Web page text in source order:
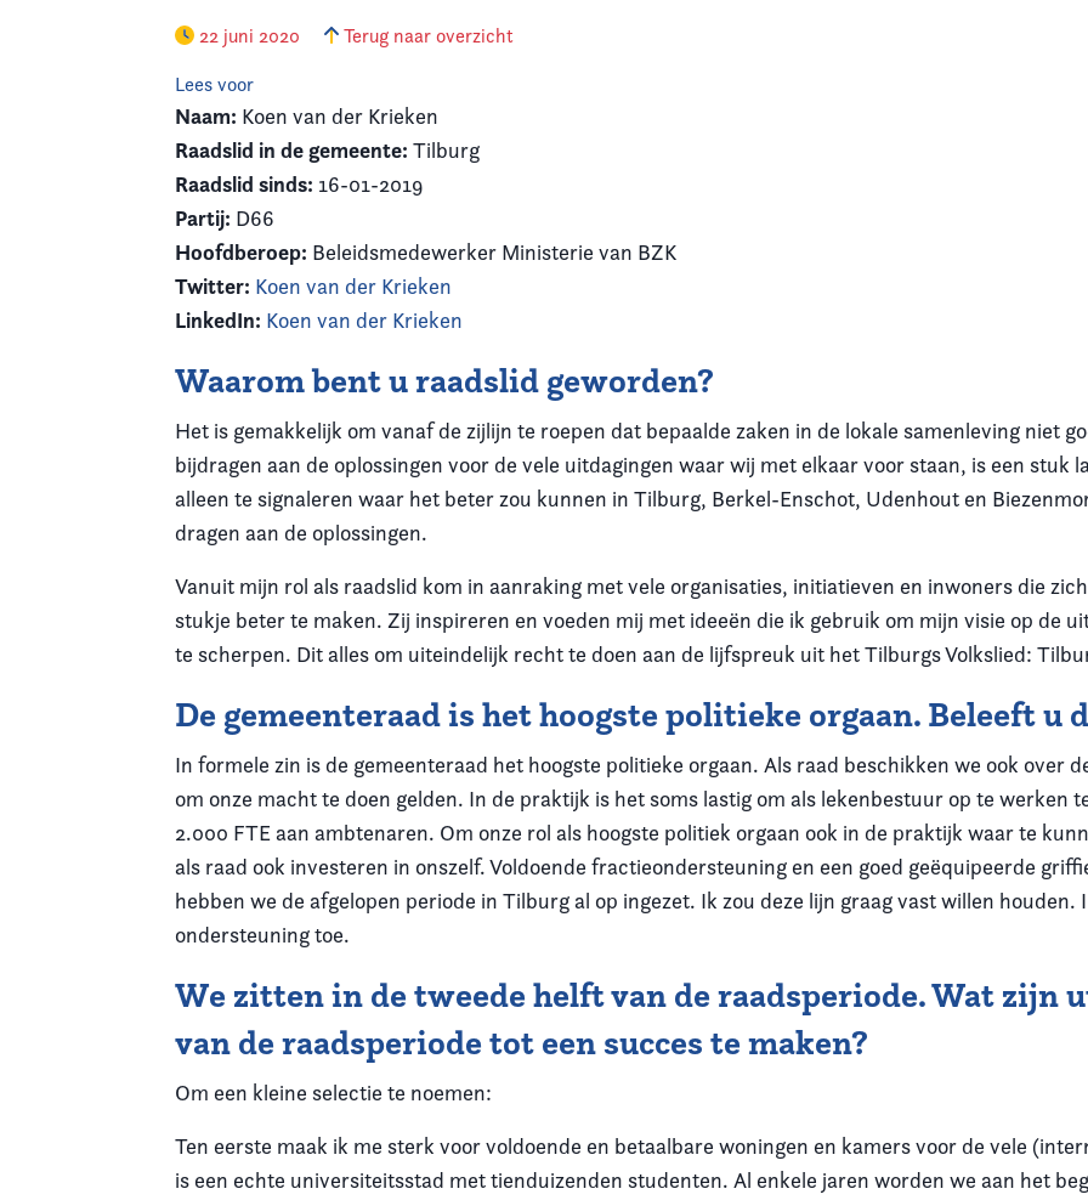
22 juni 2020 Terug naar overzicht
Lees voor
Naam: Koen van der Krieken
Raadslid in de gemeente: Tilburg
Raadslid sinds: 16-01-2019
Partij: D66
Hoofdberoep: Beleidsmedewerker Ministerie van BZK
Twitter: Koen van der Krieken
LinkedIn: Koen van der Krieken
Waarom bent u raadslid geworden?
Het is gemakkelijk om vanaf de zijlijn te roepen dat bepaalde zaken in de lokale samenleving niet
bijdragen aan de oplossingen voor de vele uitdagingen waar wij met elkaar voor staan, is een stuk
alleen te signaleren waar het beter zou kunnen in Tilburg, Berkel-Enschot, Udenhout en
dragen aan de oplossingen.
Vanuit mijn rol als raadslid kom in aanraking met vele organisaties, initiatieven en inwoners die
stukje beter te maken. Zij inspireren en voeden mij met ideeën die ik gebruik om mijn visie op de
te scherpen. Dit alles om uiteindelijk recht te doen aan de lijfspreuk uit het Tilburgs Volkslied:
De gemeenteraad is het hoogste politieke orgaan. Beleeft u
In formele zin is de gemeenteraad het hoogste politieke orgaan. Als raad beschikken we ook over
om onze macht te doen gelden. In de praktijk is het soms lastig om als lekenbestuur op te werken
2.000 FTE aan ambtenaren. Om onze rol als hoogste politiek orgaan ook in de praktijk waar te
als raad ook investeren in onszelf. Voldoende fractieondersteuning en een goed geëquipeerde
hebben we de afgelopen periode in Tilburg al op ingezet. Ik zou deze lijn graag vast willen houden.
ondersteuning toe.
We zitten in de tweede helft van de raadsperiode. Wat zijn
van de raadsperiode tot een succes te maken?
Om een kleine selectie te noemen:
Ten eerste maak ik me sterk voor voldoende en betaalbare woningen en kamers voor de vele
is een echte universiteitsstad met tienduizenden studenten. Al enkele jaren worden we aan het